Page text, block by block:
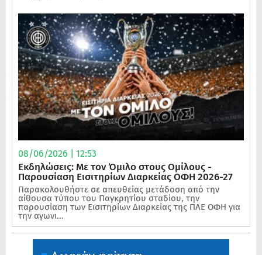
08/06/2026 | 12:53
Εκδηλώσεις: Με τον Όμιλο στους Ομίλους -
Παρουσίαση Εισιτηρίων Διαρκείας ΟΦΗ 2026-27
Παρακολουθήστε σε απευθείας μετάδοση από την
αίθουσα τύπου του Παγκρητίου σταδίου, την
παρουσίαση των Εισιτηρίων Διαρκείας της ΠΑΕ ΟΦΗ για
την αγωνι...